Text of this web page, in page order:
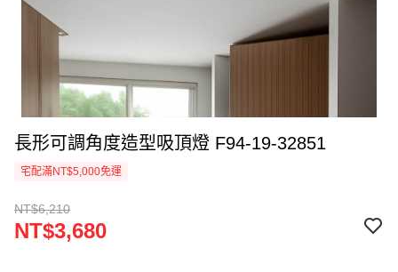
長形可調角度造型吸頂燈 F94-19-32851
宅配滿NT$5,000免運
NT$6,210
NT$3,680